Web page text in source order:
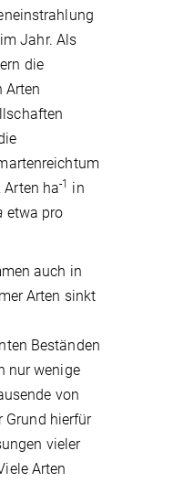
Jahr. Als
die
Arten
Arten ha-1 in
etwa pro
auch in
Arten sinkt
Beständen
nur wenige
von
Grund hierfür
vieler
Arten